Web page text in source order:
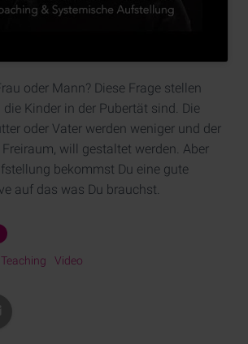
oder Mann? Diese Frage stellen
Kinder in der Pubertät sind. Die
oder Vater werden weniger und der
will gestaltet werden. Aber
bekommst Du eine gute
auf das was Du brauchst.
Teaching Video